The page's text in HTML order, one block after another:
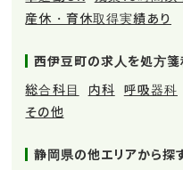
産休・育休取得実績あり
西伊豆町の求人を処方箋
総合科目
内科 呼吸器科
その他
静岡県の他エリアから探